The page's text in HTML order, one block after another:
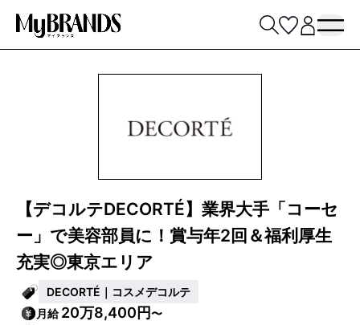
【デコルテDECORTÉ】業界大手「コーセ
ー」で美容部員に！賞与年2回＆福利厚生
充実◎東京エリア
DECORTÉ｜コスメデコルテ
月給20万8,400円〜